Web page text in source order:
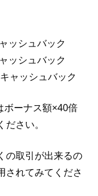
ッシュバック
ッシュバック
ャッシュバック
ーナス額×40倍
さい。
の取引が出来るの
されてみてくださ